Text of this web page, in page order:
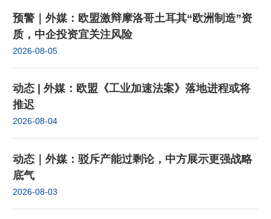
预警｜外媒：欧盟激辩摩洛哥土耳其“欧洲制造”资
质，中企投资宜关注风险
2026-08-05
动态 | 外媒：欧盟《工业加速法案》落地进程或将
推迟
2026-08-04
动态｜外媒：驳斥产能过剩论，中方展示更强战略
底气
2026-08-03